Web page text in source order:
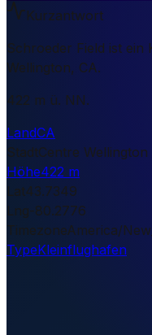
Kurzantwort
Schroeder Field ist ein
Wellington, CA.
422 m ü. NN.
LandCA
StadtCentre Wellington
Höhe422 m
Lat43.7349
Lng-80.2776
TimezoneAmerica/
TypeKleinflughafen